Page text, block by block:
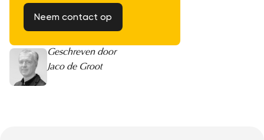
Neem contact op
Geschreven door
Jaco de Groot